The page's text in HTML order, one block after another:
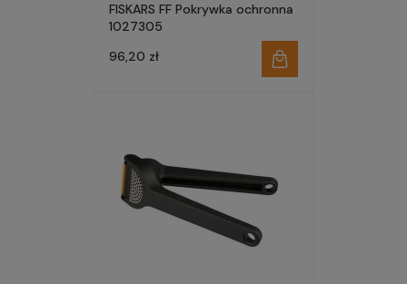
FISKARS FF Pokrywka ochronna
1027305
96,20 zł